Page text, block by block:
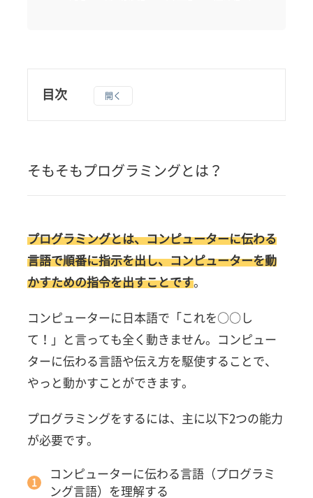
目次
グラ
2
小学
生の
プロ
ミン
グ学
習と
は？
3
生が
プロ
グラ
グを
する
そもそもプログラミングとは？
プログラミングとは、コンピューターに伝わる
言語で順番に指示を出し、コンピューターを動
かすための指令を出すことです。
コンピューターに日本語で「これを○○し
て！」と言っても全く動きません。コンピュー
ターに伝わる言語や伝え方を駆使することで、
やっと動かすことができます。
プログラミングをするには、主に以下2つの能力
が必要です。
コンピューターに伝わる言語（プログラミ
ング言語）を理解する